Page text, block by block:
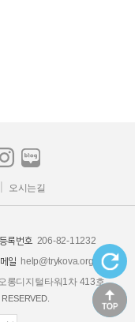
오시는길
록번호 206-82-11232
일
help@trykova.org
롱디지털타워1차 413호